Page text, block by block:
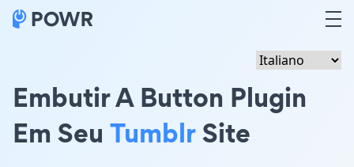
Embutir A Button Plugin
Em Seu TumblrSite